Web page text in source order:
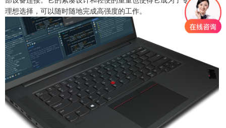
理想选择，可以随时随地完成高强度的工作。